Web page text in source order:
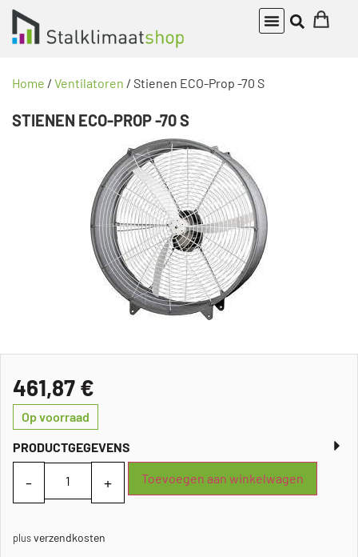
Home / Ventilatoren / Stienen ECO-Prop -70 S
STIENEN ECO-PROP -70 S
461,87 €
Op voorraad
PRODUCTGEGEVENS
Toevoegen aan winkelwagen
plusverzendkosten